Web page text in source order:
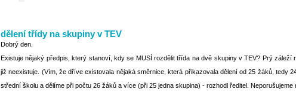
dělení třídy na skupiny v TEV
Dobrý den.
Existuje nějaký předpis, který stanoví, kdy se MUSÍ rozdělit třída na dvě skupiny v TEV? Prý záleží
již neexistuje. (Vím, že dříve existovala nějaká směrnice, která přikazovala dělení od 25 žáků, tedy
střední školu a dělíme při počtu 26 žáků a více (při 25 jedna skupina) - rozhodl ředitel.